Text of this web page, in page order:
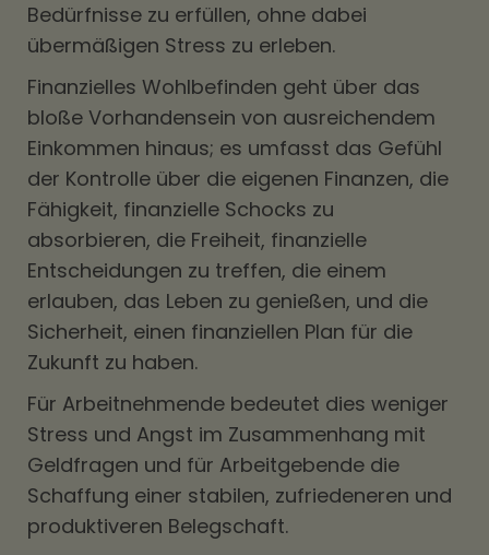
Bedürfnisse zu erfüllen, ohne dabei
übermäßigen Stress zu erleben.
Finanzielles Wohlbefinden geht über das
bloße Vorhandensein von ausreichendem
Einkommen hinaus; es umfasst das Gefühl
der Kontrolle über die eigenen Finanzen, die
Fähigkeit, finanzielle Schocks zu
absorbieren, die Freiheit, finanzielle
Entscheidungen zu treffen, die einem
erlauben, das Leben zu genießen, und die
Sicherheit, einen finanziellen Plan für die
Zukunft zu haben.
Für Arbeitnehmende bedeutet dies weniger
Stress und Angst im Zusammenhang mit
Geldfragen und für Arbeitgebende die
Schaffung einer stabilen, zufriedeneren und
produktiveren Belegschaft.